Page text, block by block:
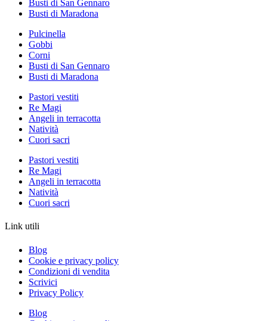
Busti di San Gennaro
Busti di Maradona
Pulcinella
Gobbi
Corni
Busti di San Gennaro
Busti di Maradona
Pastori vestiti
Re Magi
Angeli in terracotta
Natività
Cuori sacri
Pastori vestiti
Re Magi
Angeli in terracotta
Natività
Cuori sacri
Link utili
Blog
Cookie e privacy policy
Condizioni di vendita
Scrivici
Privacy Policy
Blog